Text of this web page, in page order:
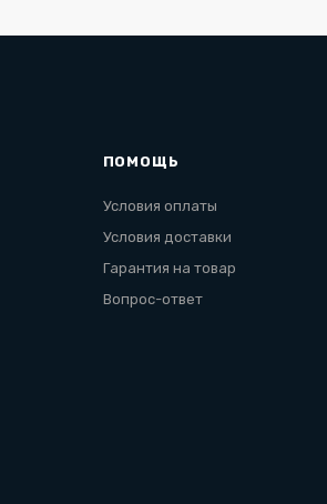
ПОМОЩЬ
Условия оплаты
Условия доставки
Гарантия на товар
Вопрос-ответ